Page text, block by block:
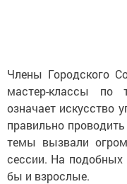
Члены Городского
мастер-классы по
означает искусство
правильно
темы вызвали
сессии. На подобных
бы и взрослые.